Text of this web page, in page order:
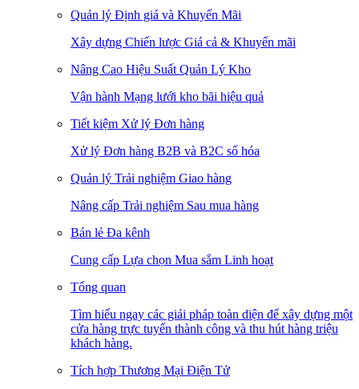
Quản lý Định giá và Khuyến Mãi
Xây dựng Chiến lược Giá cả & Khuyến mãi
Nâng Cao Hiệu Suất Quản Lý Kho
Vận hành Mạng lưới kho bãi hiệu quả
Tiết kiệm Xử lý Đơn hàng
Xử lý Đơn hàng B2B và B2C số hóa
Quản lý Trải nghiệm Giao hàng
Nâng cấp Trải nghiệm Sau mua hàng
Bán lẻ Đa kênh
Cung cấp Lựa chọn Mua sắm Linh hoạt
Tổng quan
Tìm hiểu ngay các giải pháp toàn diện để xây dựng một
cửa hàng trực tuyến thành công và thu hút hàng triệu
khách hàng.
Tích hợp Thương Mại Điện Tử